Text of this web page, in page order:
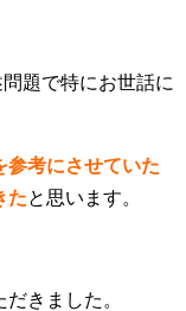
題で特にお世話に
参考にさせていた
たと思います。
きました。